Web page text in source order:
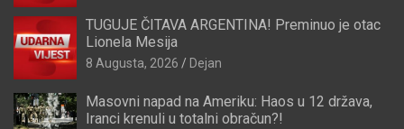
TUGUJE ČITAVA ARGENTINA! Preminuo je otac
Lionela Mesija
8 Augusta, 2026 Dejan
Masovni napad na Ameriku: Haos u 12 država,
Iranci krenuli u totalni obračun?!